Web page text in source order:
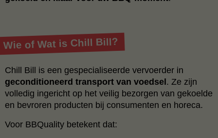
Wie of Wat is Chill Bill?
Chill Bill is een gespecialiseerde vervoerder in
geconditioneerd transport van voedsel. Ze zijn
volledig ingericht op het veilig bezorgen van gekoelde
en bevroren producten bij consumenten en horeca.
Voor BBQuality betekent dat: